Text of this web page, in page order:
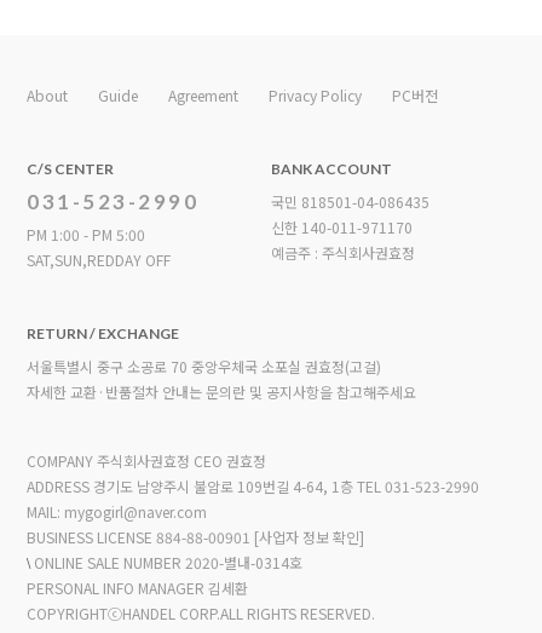
About Guide Agreement Privacy Policy PC버전
C/S CENTER
031-523-2990
PM 1:00 - PM 5:00
SAT,SUN,REDDAY OFF
BANK ACCOUNT
국민 818501-04-086435
신한 140-011-971170
예금주 : 주식회사권효정
RETURN / EXCHANGE
서울특별시 중구 소공로 70 중앙우체국 소포실 권효정(고걸)
자세한 교환·반품절차 안내는 문의란 및 공지사항을 참고해주세요
COMPANY 주식회사권효정 CEO 권효정
ADDRESS 경기도 남양주시 불암로 109번길 4-64, 1층TEL 031-523-2990
MAIL: mygogirl@naver.com
BUSINESS LICENSE 884-88-00901 [사업자 정보 확인]
\ ONLINE SALE NUMBER 2020-별내-0314호
PERSONAL INFO MANAGER 김세환
COPYRIGHTⓒHANDEL CORP.ALL RIGHTS RESERVED.